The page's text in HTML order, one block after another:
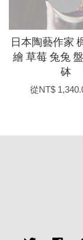
日本陶藝作家
繪 草莓 兔兔
砵
從NT$